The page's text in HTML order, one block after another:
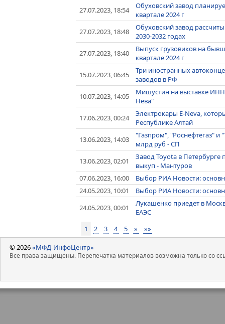
27.07.2023, 18:54
Обуховский завод
квартале 2024 г
27.07.2023, 18:48
Обуховский завод
2030-2032 годах
27.07.2023, 18:40
Выпуск грузовиков на
квартале 2024 г
15.07.2023, 06:45
Три иностранных
заводов в РФ
10.07.2023, 14:05
Мишустин на выставке
Нева"
17.06.2023, 00:24
Электрокары Е-Neva,
Республике Алтай
13.06.2023, 14:03
"Газпром", "Роснефтегаз" и
млрд руб - СП
13.06.2023, 02:01
Завод Toyota в
выкуп - Мантуров
07.06.2023, 16:00
Выбор РИА Новости:
24.05.2023, 10:01
Выбор РИА Новости:
24.05.2023, 00:01
Лукашенко приедет в
ЕАЭС
1
2 3 4 5 » »»
© 2026«МФД-ИнфоЦентр»
Все права защищены. Перепечатка материалов возможна только со